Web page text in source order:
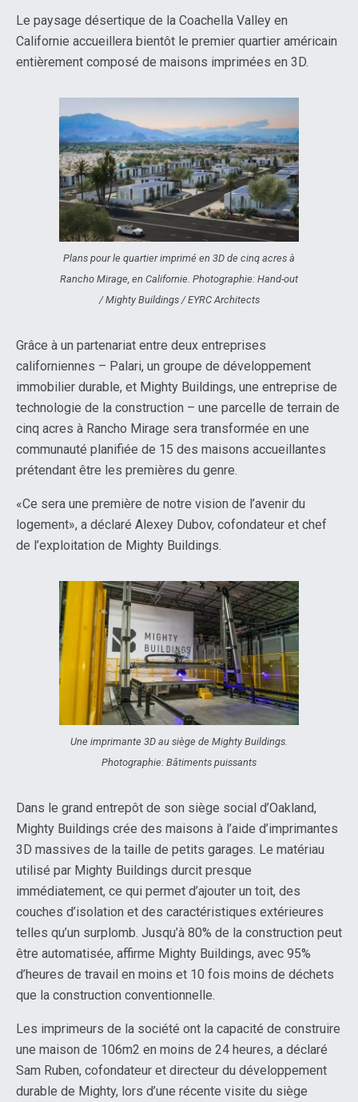
Le paysage désertique de la Coachella Valley en
Californie accueillera bientôt le premier quartier américain
entièrement composé de maisons imprimées en 3D.
Plans pour le quartier imprimé en 3D de cinq acres à
Rancho Mirage, en Californie. Photographie: Hand-out
/ Mighty Buildings / EYRC Architects
Grâce à un partenariat entre deux entreprises
californiennes – Palari, un groupe de développement
immobilier durable, et Mighty Buildings, une entreprise de
technologie de la construction – une parcelle de terrain de
cinq acres à Rancho Mirage sera transformée en une
communauté planifiée de 15 des maisons accueillantes
prétendant être les premières du genre.
«Ce sera une première de notre vision de l’avenir du
logement», a déclaré Alexey Dubov, cofondateur et chef
de l’exploitation de Mighty Buildings.
Une imprimante 3D au siège de Mighty Buildings.
Photographie: Bâtiments puissants
Dans le grand entrepôt de son siège social d’Oakland,
Mighty Buildings crée des maisons à l’aide d’imprimantes
3D massives de la taille de petits garages. Le matériau
utilisé par Mighty Buildings durcit presque
immédiatement, ce qui permet d’ajouter un toit, des
couches d’isolation et des caractéristiques extérieures
telles qu’un surplomb. Jusqu’à 80% de la construction peut
être automatisée, affirme Mighty Buildings, avec 95%
d’heures de travail en moins et 10 fois moins de déchets
que la construction conventionnelle.
Les imprimeurs de la société ont la capacité de construire
une maison de 106m2 en moins de 24 heures, a déclaré
Sam Ruben, cofondateur et directeur du développement
durable de Mighty, lors d’une récente visite du siège